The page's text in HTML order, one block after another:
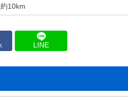
約10km
LINE